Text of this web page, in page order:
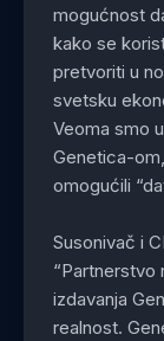
mogućnost
kako se
pretvoriti u
svetsku
Veoma smo
Genetica-
omogućili
Susonivač i
“Partnerstvo
izdavanja
realnost.